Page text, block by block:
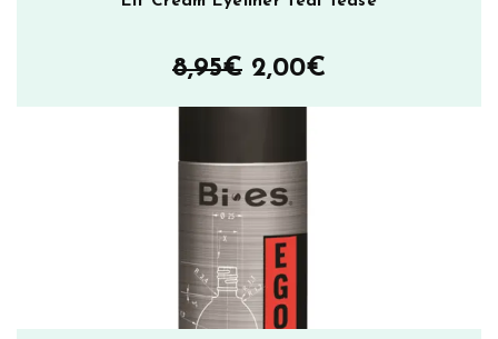
8,95€ Alkuperäinen
hinta
8,95€.
2,00€
hinta